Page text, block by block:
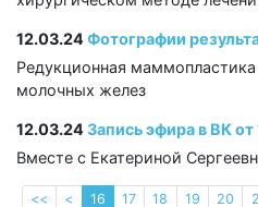
12.03.24Фотографии
Редукционная
молочных желез
12.03.24Запись эфира в ВК
Вместе с Екатериной
<< < 16 17 18 19 20